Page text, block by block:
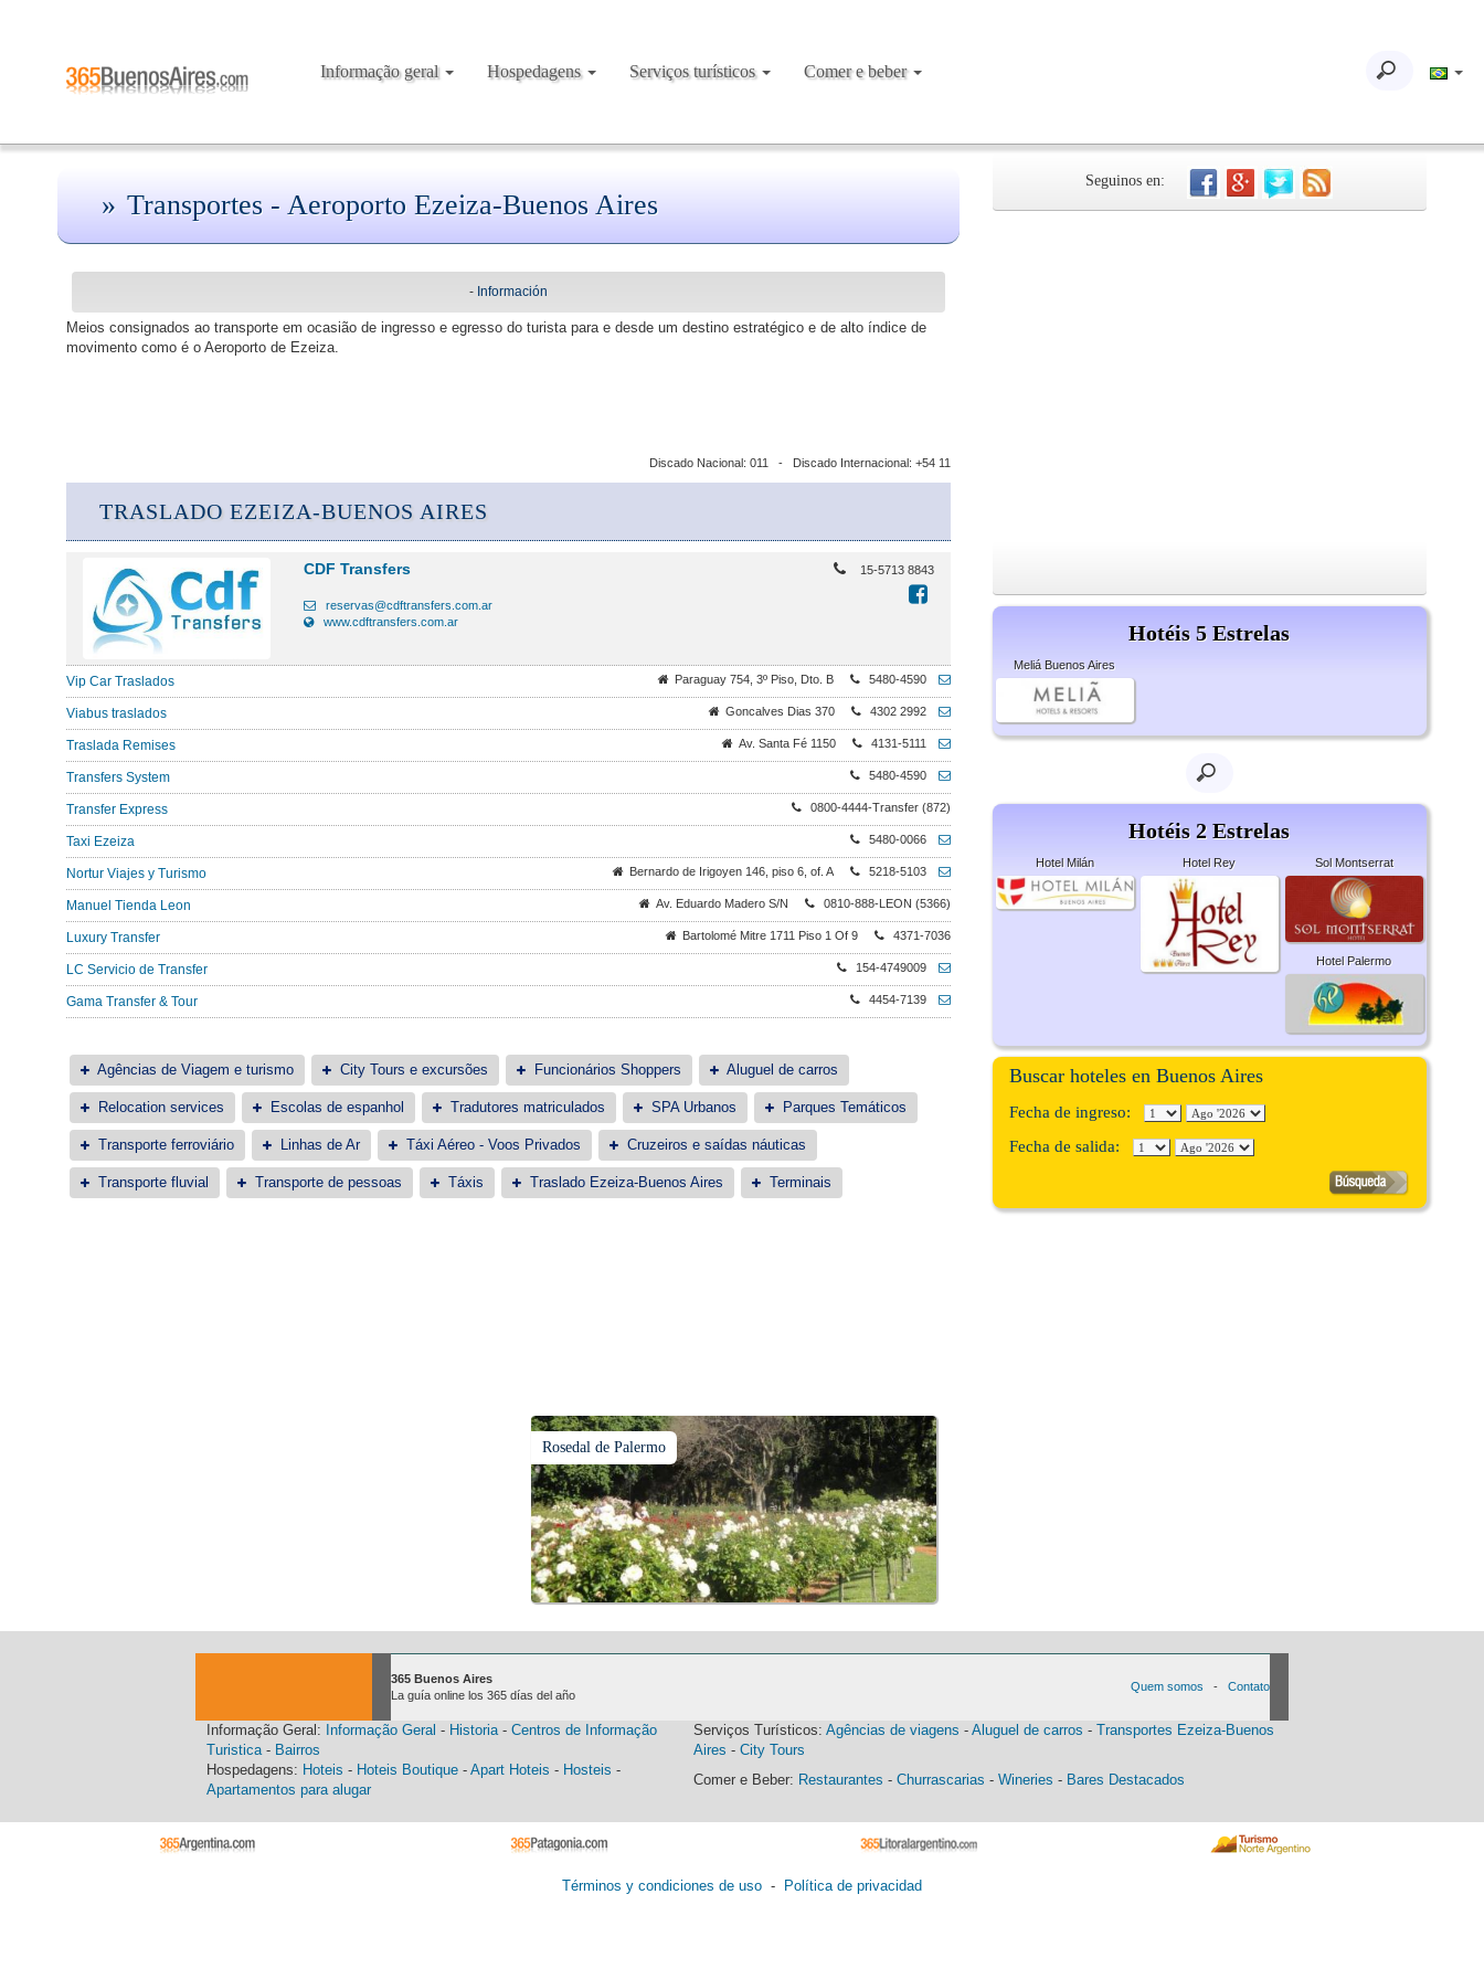
Informação geral Hospedagens Serviços turísticos Comer e beber
Transportes - Aeroporto Ezeiza-Buenos Aires
- Información
Meios consignados ao transporte em ocasião de ingresso e egresso do turista para e desde um destino estratégico e de alto índice de
movimento como é o Aeroporto de Ezeiza.
Discado Nacional: 011 - Discado Internacional: +54 11
TRASLADO EZEIZA-BUENOS AIRES
CDF Transfers
reservas@cdftransfers.com.ar
www.cdftransfers.com.ar
15-5713 8843
Vip Car Traslados Paraguay 754, 3º Piso, Dto. B 5480-4590
Viabus traslados Goncalves Dias 370 4302 2992
Traslada Remises Av. Santa Fé 1150 4131-5111
Transfers System 5480-4590
Transfer Express 0800-4444-Transfer (872)
Taxi Ezeiza 5480-0066
Nortur Viajes y Turismo Bernardo de Irigoyen 146, piso 6, of. A 5218-5103
Manuel Tienda Leon Av. Eduardo Madero S/N 0810-888-LEON (5366)
Luxury Transfer Bartolomé Mitre 1711 Piso 1 Of 9 4371-7036
LC Servicio de Transfer 154-4749009
Gama Transfer & Tour 4454-7139
Agências de Viagem e turismo City Tours e excursões Funcionários Shoppers Aluguel de carros
Relocation services Escolas de espanhol Tradutores matriculados SPA Urbanos Parques Temáticos
Transporte ferroviário Linhas de Ar Táxi Aéreo - Voos Privados Cruzeiros e saídas náuticas
Transporte fluvial Transporte de pessoas Táxis Traslado Ezeiza-Buenos Aires Terminais
Rosedal de Palermo
Seguinos en:
Hotéis 5 Estrelas
Meliá Buenos Aires
Hotéis 2 Estrelas
Hotel Milán Hotel Rey Sol Montserrat
Hotel Palermo
Buscar hoteles en Buenos Aires
Fecha de ingreso:
Fecha de salida:
365 Buenos Aires
La guía online los 365 días del año
Quem somos - Contato
Informação Geral: Informação Geral - Historia- Centros de Informação
Turistica- Bairros
Serviços Turísticos: Agências de viagens - Aluguel de carros - Transportes Ezeiza-Buenos
Aires - City Tours
Hospedagens: Hoteis - Hoteis Boutique - Apart Hoteis - Hosteis -
Apartamentos para alugar
Comer e Beber: Restaurantes - Churrascarias - Wineries - Bares Destacados
Términos y condiciones de uso - Política de privacidad